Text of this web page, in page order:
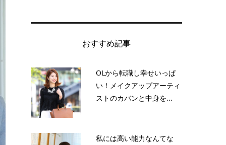
おすすめ記事
OLから転職し幸せいっぱ
い！メイクアップアーティ
ストのカバンと中身を...
私には高い能力なんてな